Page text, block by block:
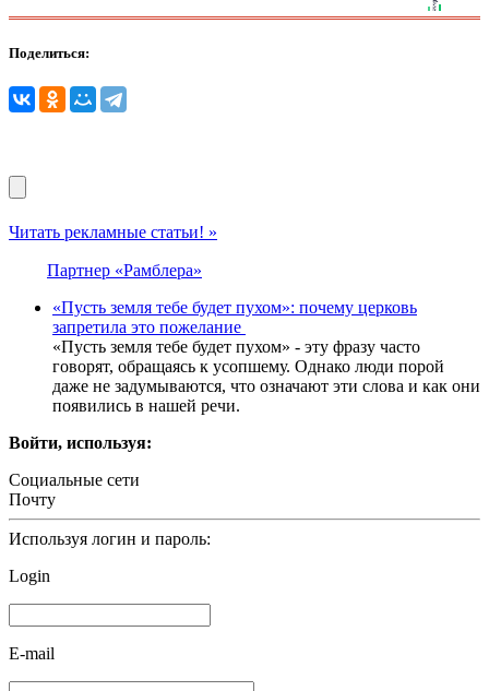
Поделиться:
Читать рекламные статьи! »
Партнер «Рамблера»
«Пусть земля тебе будет пухом»: почему церковь
запретила это пожелание
«Пусть земля тебе будет пухом» - эту фразу часто
говорят, обращаясь к усопшему. Однако люди порой
даже не задумываются, что означают эти слова и как они
появились в нашей речи.
Войти, используя:
Социальные сети
Почту
Используя логин и пароль:
Login
E-mail